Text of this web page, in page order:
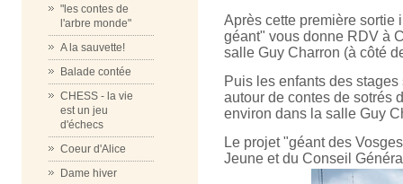
"les contes de
l'arbre monde"
A la sauvette!
Balade contée
CHESS - la vie
est un jeu
d'échecs
Coeur d'Alice
Dame hiver
Après cette première
géant" vous donne RDV à
salle Guy Charron (à côté
Puis les enfants des
autour de contes de sotrés
environ dans la salle Guy
Le projet "géant des
Jeune et du Conseil